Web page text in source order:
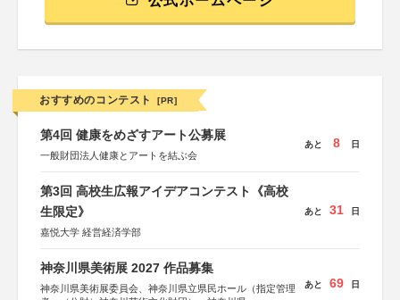
おすすめのコンテスト [PR]
第4回 健康をめざすアート公募展
一般財団法人健康とアートを結ぶ会
あと 8 日
第3回 高校生広報アイデアコンテスト《高校
生限定》
嘉悦大学 経営経済学部
あと 31 日
神奈川県美術展 2027 作品募集
神奈川県美術展委員会、神奈川県立県民ホール（指定管理
あと 69 日